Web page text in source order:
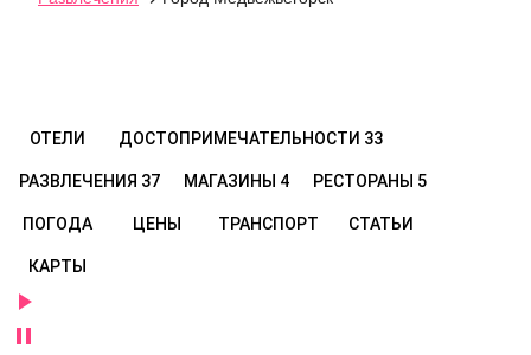
ОТЕЛИ ДОСТОПРИМЕЧАТЕЛЬНОСТИ 33
РАЗВЛЕЧЕНИЯ 37 МАГАЗИНЫ 4 РЕСТОРАНЫ 5
ПОГОДА ЦЕНЫ ТРАНСПОРТ СТАТЬИ
КАРТЫ

